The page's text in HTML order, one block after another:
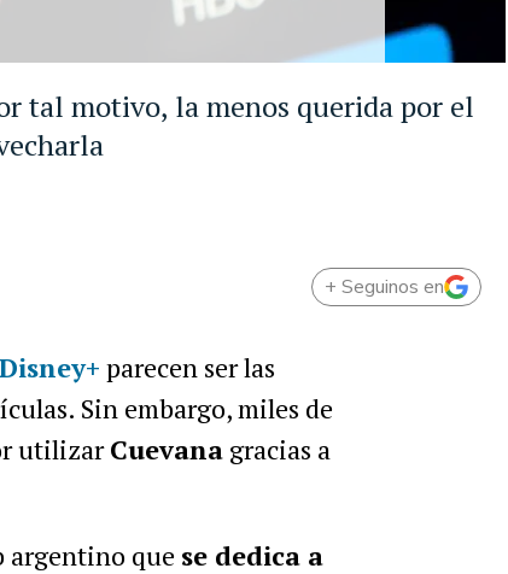
tal motivo, la menos querida por el
+ Seguinos en
parecen ser las
Sin embargo, miles de
utilizarCuevanagracias a
argentino que se dedica a